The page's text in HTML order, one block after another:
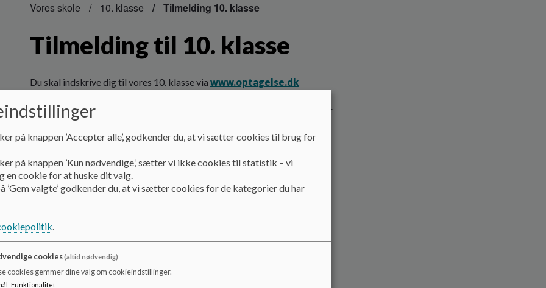
Vores skole 10. klasse Tilmelding 10. klasse
Tilmelding til 10. klasse
Du skal indskrive dig til vores 10. klasse via www.optagelse.dk
Du er også velkommen til at ringe til os og høre nærmere om vores tilbud.
på knappen ’Accepter alle’, godkender du, at vi sætter cookies til brug for
på knappen ’Kun nødvendige,’ sætter vi ikke cookies til statistik – vi
en cookie for at huske dit valg.
’Gem valgte’ godkender du, at vi sætter cookies for de kategorier du har
.
cookies(altid nødvendig)
cookies gemmer dine valg om cookieindstillinger.
: Funktionalitet